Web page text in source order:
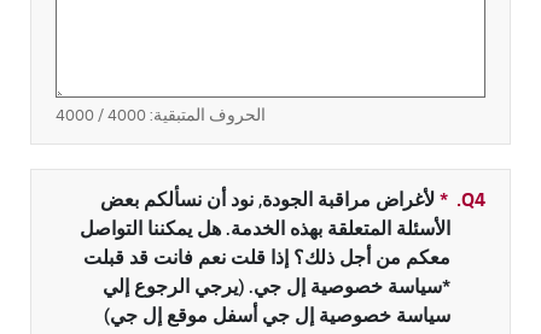
الحروف المتبقية:4000
/ 4000
Q4.
*حقل مطلوب
لأغراض مراقبة الجودة, نود أن نسألكم بعض
الأسئلة المتعلقة بهذه الخدمة. هل يمكننا التواصل
معكم من أجل ذلك؟ إذا قلت نعم فانت قد قبلت
*سياسة خصوصية إل جي. (يرجي الرجوع إلي
سياسة خصوصية إل جي أسفل موقع إل جي)